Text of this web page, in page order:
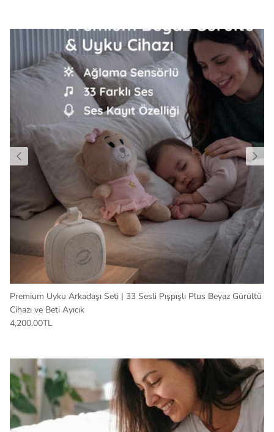
Premium Uyku Arkadaşı Seti | 33 Sesli Pışpışlı Plus Beyaz Gürültü
Cihazı ve Beti Ayıcık
4,200.00TL